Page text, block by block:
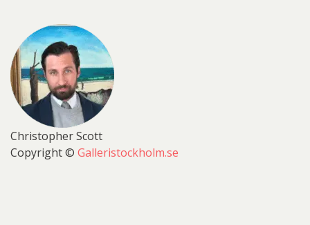
Christopher Scott
Copyright © Galleristockholm.se